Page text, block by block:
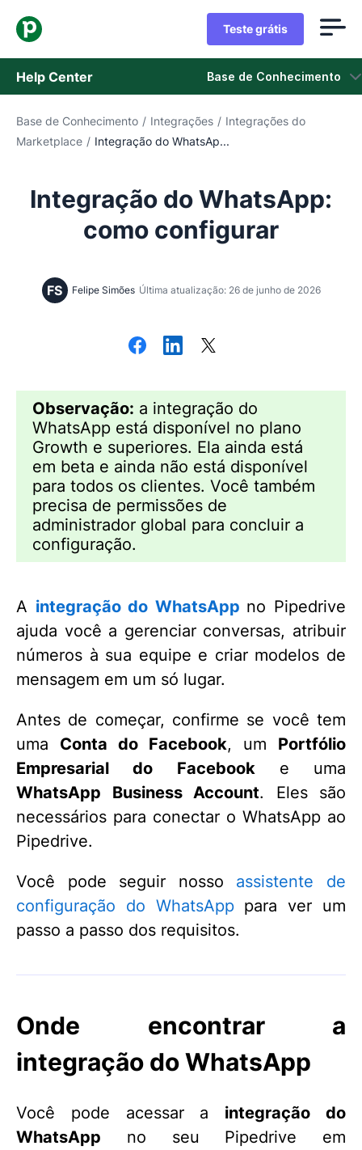
Teste grátis
Help Center Base de Conhecimento
Base de Conhecimento
Fale com o Suporte
Base de Conhecimento / Integrações / Integrações do
Marketplace / Integração do WhatsAp...
Integração do WhatsApp:
como configurar
FS Felipe Simões Última atualização: 26 de junho de 2026
Observação: a integração do
WhatsApp está disponível no plano
Growth e superiores. Ela ainda está
em beta e ainda não está disponível
para todos os clientes. Você também
precisa de permissões de
administrador global para concluir a
configuração.
A integração do WhatsApp no Pipedrive
ajuda você a gerenciar conversas, atribuir
números à sua equipe e criar modelos de
mensagem em um só lugar.
Antes de começar, confirme se você tem
uma Conta do Facebook, um Portfólio
Empresarial do Facebooke uma
WhatsApp Business Account. Eles são
necessários para conectar o WhatsApp ao
Pipedrive.
Você pode seguir nosso assistente de
configuração do WhatsApppara ver um
passo a passo dos requisitos.
Onde encontrar a
integração do WhatsApp
Você pode acessar a integração do
WhatsApp no seu Pipedrive em